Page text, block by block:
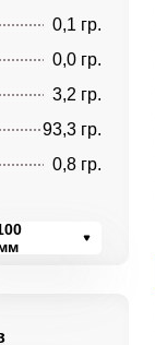
0,1 гр.
0,0 гр.
3,2 гр.
93,3 гр.
0,8 гр.